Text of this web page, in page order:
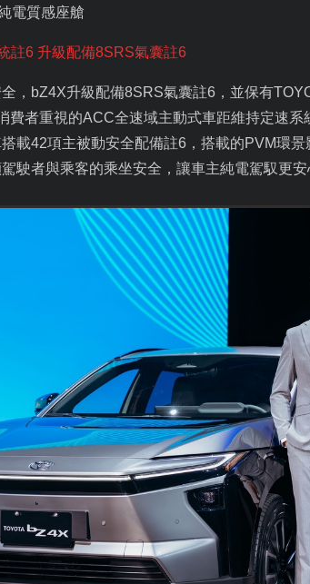
電質感座艙
註6 升級配備8SRS氣囊註6
， bZ4X升級配備8SRS氣囊註6 ，並保有
費者重視的ACC全速域主動式車距維持定速系
載42項主被動安全配備註6 ，搭載的PVM環景
駛者與乘客的乘坐安全，讓車主純電駕馭更安